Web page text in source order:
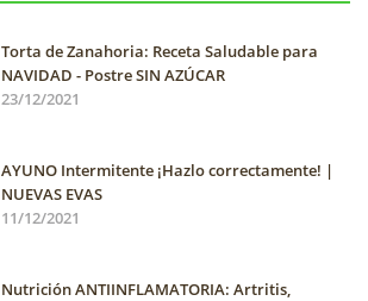
Torta de Zanahoria: Receta Saludable para
NAVIDAD - Postre SIN AZÚCAR
23/12/2021
AYUNO Intermitente ¡Hazlo correctamente! |
NUEVAS EVAS
11/12/2021
Nutrición ANTIINFLAMATORIA: Artritis,